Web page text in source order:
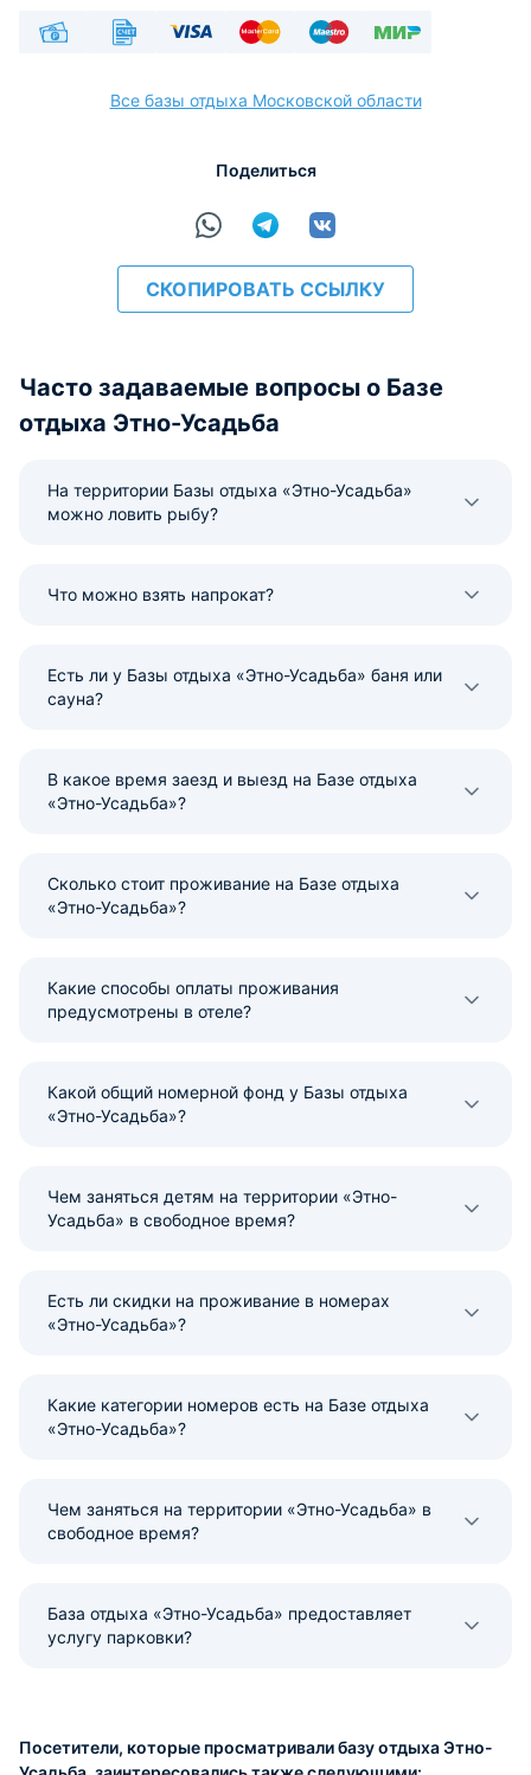
Все базы отдыха Московской области
Поделиться
СКОПИРОВАТЬ ССЫЛКУ
Часто задаваемые вопросы о Базе
отдыха Этно-Усадьба
На территории Базы отдыха «Этно-Усадьба»
можно ловить рыбу?
Что можно взять напрокат?
Есть ли у Базы отдыха «Этно-Усадьба» баня или
сауна?
В какое время заезд и выезд на Базе отдыха
«Этно-Усадьба»?
Сколько стоит проживание на Базе отдыха
«Этно-Усадьба»?
Какие способы оплаты проживания
предусмотрены в отеле?
Какой общий номерной фонд у Базы отдыха
«Этно-Усадьба»?
Чем заняться детям на территории «Этно-
Усадьба» в свободное время?
Есть ли скидки на проживание в номерах
«Этно-Усадьба»?
Какие категории номеров есть на Базе отдыха
«Этно-Усадьба»?
Чем заняться на территории «Этно-Усадьба» в
свободное время?
База отдыха «Этно-Усадьба» предоставляет
услугу парковки?
Посетители, которые просматривали базу отдыха Этно-